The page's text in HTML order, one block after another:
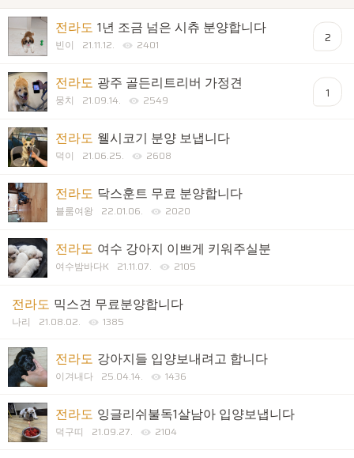
전라도 1년 조금 넘은 시츄 분양합니다
빈이 21.11.12. 2401 2
전라도 광주 골든리트리버 가정견
뭉치 21.09.14. 2549 1
전라도 웰시코기 분양 보냅니다
덕이 21.06.25. 2608
전라도 닥스훈트 무료 분양합니다
블룸여왕 22.01.06. 2020
전라도 여수 강아지 이쁘게 키워주실분
여수밤바다K 21.11.07. 2105
전라도 믹스견 무료분양합니다
나리 21.08.02. 1385
전라도 강아지들 입양보내려고 합니다
이겨내다 25.04.14. 1436
전라도 잉글리쉬불독1살남아 입양보냅니다
덕구띠 21.09.27. 2104